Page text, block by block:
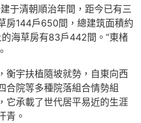
于清朝順治年間，距今已有三
房144戶650間，總建筑面積約
海草房有83戶442間。”東楮
衡宇扶植隨坡就勢，自東向西
合院等多種院落組合情勢組
它承載了世代居平易近的生涯
青。